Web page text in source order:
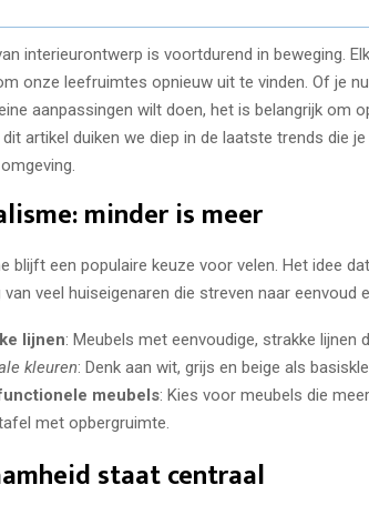
interieurontwerp is voortdurend in beweging.
onze leefruimtes opnieuw uit te vinden. Of je
aanpassingen wilt doen, het is belangrijk om
artikel duiken we diep in de laatste trends die
minder is meer
blijft een populaire keuze voor velen. Het idee
van veel huiseigenaren die streven naar eenvoud
lijnen: Meubels met eenvoudige, strakke lijnen
kleuren: Denk aan wit, grijs en beige als
meubels: Kies voor meubels die
met opbergruimte.
staat centraal